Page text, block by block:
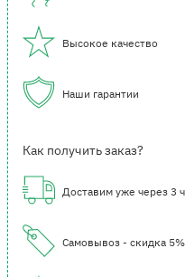
Высокое качество
Наши гарантии
Как получить заказ?
Доставим уже через 3
Самовывоз - скидка 5%